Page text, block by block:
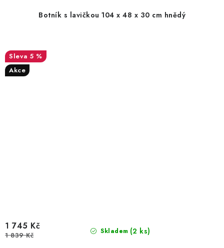
Botník s lavičkou 104 x 48 x 30 cm hnědý
5 %
Akce
Skladem (2 ks)
1 745 Kč
1 839 Kč